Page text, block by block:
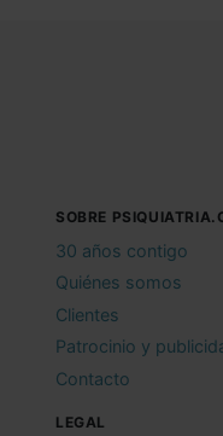
SOBRE
30 años contigo
Quiénes somos
Clientes
Patrocinio y
Contacto
LEGAL